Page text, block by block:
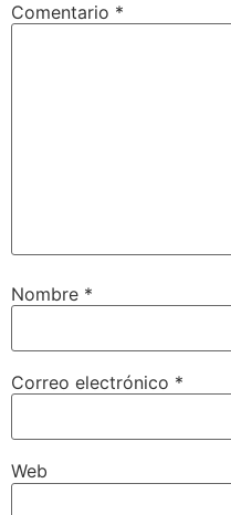
Comentario *
Nombre *
Correo electrónico *
Web